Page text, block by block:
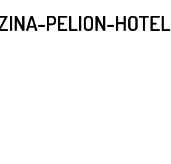
PELION-HOTEL